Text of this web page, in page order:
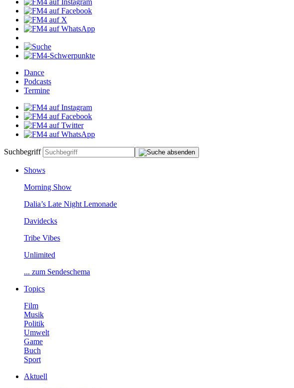
Dance
Podcasts
Termine
Suchbegriff
Shows
MorningShow
Dalia’sLateNightLemonade
Davidecks
TribeVibes
Unlimited
...zumSendeschema
Topics
Film
Musik
Politik
Umwelt
Game
Buch
Sport
Aktuell